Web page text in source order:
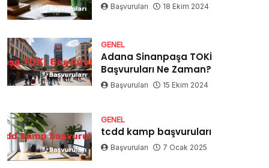
Başvuruları 18 Ekim 2024
GENEL
Adana Sinanpaşa TOKİ
Başvuruları Ne Zaman?
Başvuruları 15 Ekim 2024
GENEL
tcdd kamp başvuruları
Başvuruları 7 Ocak 2025